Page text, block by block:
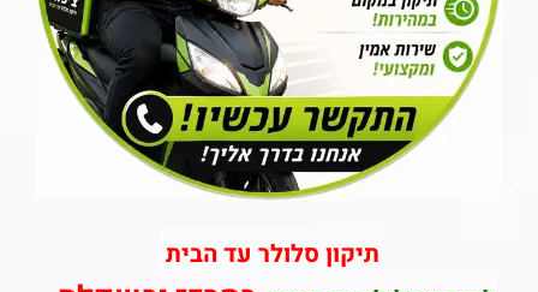
תיקון סלולר עד הבית